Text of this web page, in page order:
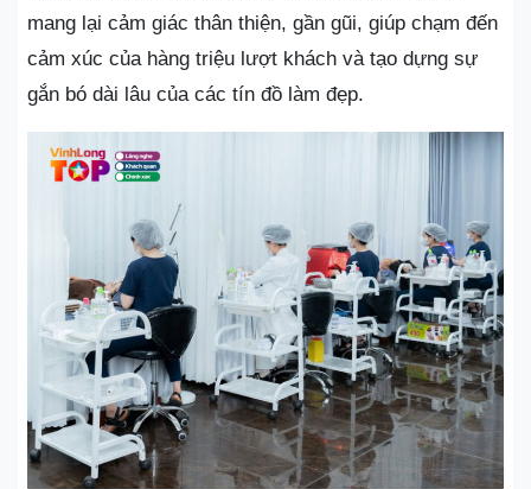
mang lại cảm giác thân thiện, gần gũi, giúp chạm đến
cảm xúc của hàng triệu lượt khách và tạo dựng sự
gắn bó dài lâu của các tín đồ làm đẹp.